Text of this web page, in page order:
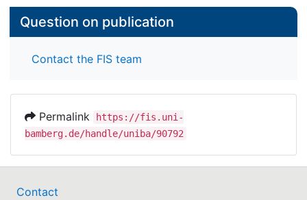
Question on publication
Contact the FIS team
Permalink
https://fis.uni-
bamberg.de/handle/uniba/90792
Contact